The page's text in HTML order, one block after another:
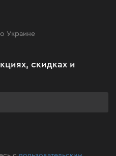
Украине
скидках и